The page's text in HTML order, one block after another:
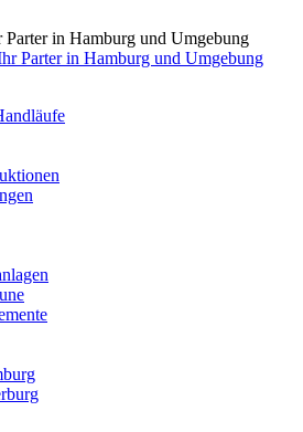
Parter in Hamburg und Umgebung